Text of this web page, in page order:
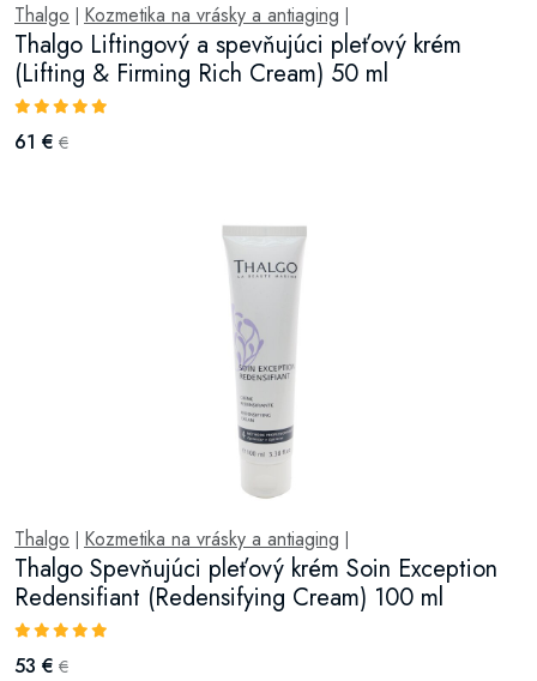
Thalgo Kozmetika na vrásky a antiaging
Thalgo Liftingový a spevňujúci pleťový krém
(Lifting & Firming Rich Cream) 50 ml
61 € €
Thalgo Kozmetika na vrásky a antiaging
Thalgo Spevňujúci pleťový krém Soin Exception
Redensifiant (Redensifying Cream) 100 ml
53 € €